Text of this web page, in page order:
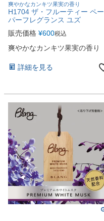
爽やかなカンキツ果実の香り
H1704 ザ・フルーティー ペー
パーフレグランス ユズ
販売価格 ¥600税込
爽やかなカンキツ果実の香り
詳細を見る